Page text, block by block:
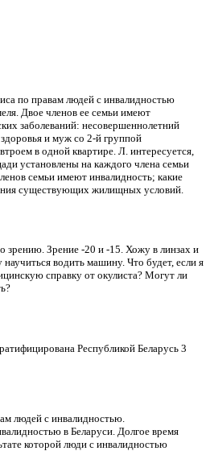
по правам людей с инвалидностью
Двое членов ее семьи имеют
заболеваний: несовершеннолетний
и муж со 2-й группой
в одной квартире. Л. интересуется,
установлены на каждого члена семьи
семьи имеют инвалидность; какие
существующих жилищных условий.
зрению. Зрение -20 и -15. Хожу в линзах и
водить машину. Что будет, если я
справку от окулиста? Могут ли
Республикой Беларусь 3
людей с инвалидностью.
в Беларуси. Долгое время
которой люди с инвалидностью